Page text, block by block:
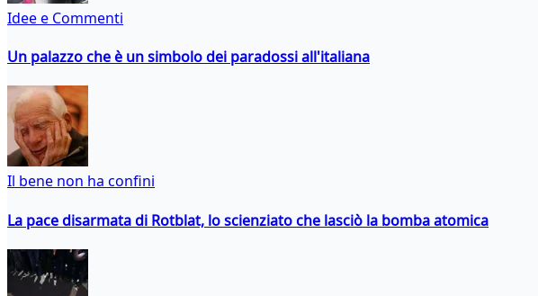
Idee e Commenti
Un palazzo che è un simbolo dei paradossi all'italiana
Il bene non ha confini
La pace disarmata di Rotblat, lo scienziato che lasciò la bomba atomica